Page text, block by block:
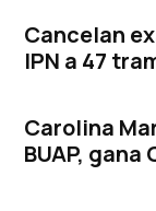
Cancelan
IPN a 47
Carolina
BUAP, gana